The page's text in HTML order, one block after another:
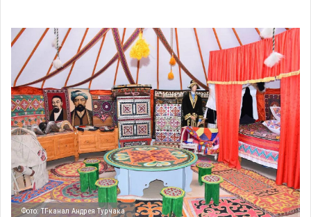
Фото: ТГ-канал Андрея Турчака